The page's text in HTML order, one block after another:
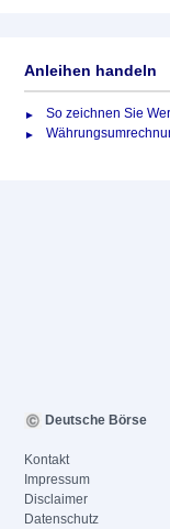
Anleihen handeln
So zeichnen Sie
Deutsche Börse
Kontakt
Impressum
Disclaimer
Datenschutz